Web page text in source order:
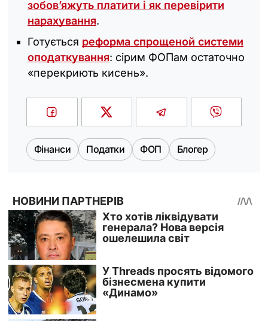
зобов’яжуть платити і як перевірити
нарахування.
Готується реформа спрощеной системи
оподаткування: сірим ФОПам остаточно
«перекриють кисень».
Фінанси Податки ФОП Блогер